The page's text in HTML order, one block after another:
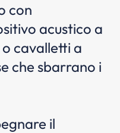
con
acustico a
cavalletti a
che sbarrano i
il